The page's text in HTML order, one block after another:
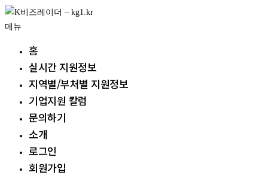
내
용
메뉴
홈
실시간 지원정보
지역별/부처별 지원정보
기업지원 칼럼
문의하기
소개
로그인
회원가입